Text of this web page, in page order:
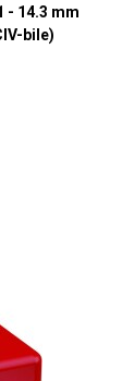
- 14.3 mm
bile)